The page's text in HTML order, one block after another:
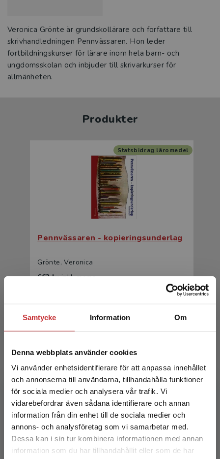
Samtycke Information Om
Denna webbplats använder cookies
Vi använder enhetsidentifierare för att anpassa innehållet
och annonserna till användarna, tillhandahålla funktioner
för sociala medier och analysera vår trafik. Vi
vidarebefordrar även sådana identifierare och annan
information från din enhet till de sociala medier och
annons- och analysföretag som vi samarbetar med.
Dessa kan i sin tur kombinera informationen med annan
information som du har tillhandahållit eller som de har
Begränsad fraktregion
Det verkar som att du besöker
Veronica Grönte är grundskollärare och författare till
skrivhandledningen Pennvässaren. Hon leder
fortbildningskurser för lärare inom hela barn- och
ungdomsskolan och inbjuder till skrivarkurser för
allmänheten.
Produkter
Pennvässaren - kopieringsunderlag
Grönte, Veronica
663 krinkl. moms
Statsbidrag läromedel
Pennvässaren
Grönte, Veronica
710 krinkl. moms
Exkl. moms: 670 kr
Statsbidrag läromedel